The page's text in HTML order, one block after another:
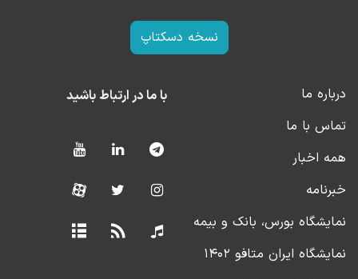
نسخه دسکتاپ
درباره ما
تماس با ما
همه اخبار
خبرنامه
نمایشگاه بورس، بانک و بیمه
نمایشگاه ایران متافو ۱۴۰۲
با ما در ارتباط باشید